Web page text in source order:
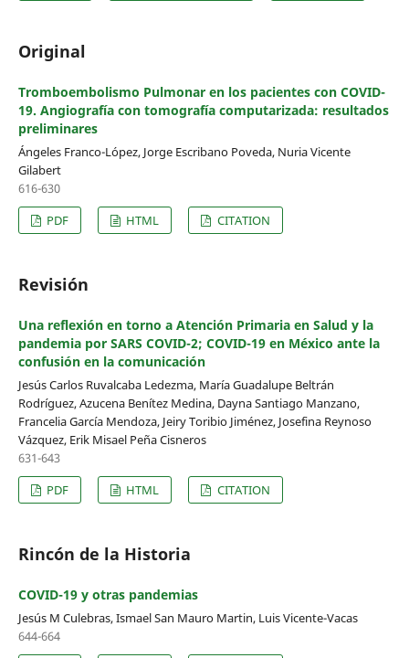
Original
Tromboembolismo Pulmonar en los pacientes con COVID-
19. Angiografía con tomografía computarizada: resultados
preliminares
Ángeles Franco-López, Jorge Escribano Poveda, Nuria Vicente
Gilabert
616-630
PDF
HTML CITATION
Revisión
Una reflexión en torno a Atención Primaria en Salud y la
pandemia por SARS COVID-2; COVID-19 en México ante la
confusión en la comunicación
Jesús Carlos Ruvalcaba Ledezma, María Guadalupe Beltrán
Rodríguez, Azucena Benítez Medina, Dayna Santiago Manzano,
Francelia García Mendoza, Jeiry Toribio Jiménez, Josefina Reynoso
Vázquez, Erik Misael Peña Cisneros
631-643
PDF
HTML CITATION
Rincón de la Historia
COVID-19 y otras pandemias
Jesús M Culebras, Ismael San Mauro Martin, Luis Vicente-Vacas
644-664